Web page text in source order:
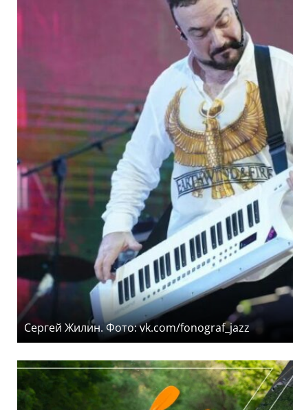
Сергей Жилин. Фото: vk.com/fonograf_jazz